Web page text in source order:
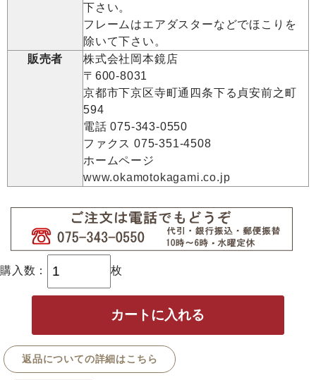
下さい。
フレームはエアダスターなどでほこりを
除いて下さい。
販売者
株式会社岡本鏡店
〒600-8031
京都市下京区寺町通四条下る貞安前之町
594
電話 075-343-0550
ファクス 075-351-4508
ホームページ
www.okamotokagami.co.jp
購入数： 枚
返品についての詳細はこちら